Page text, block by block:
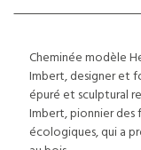
Cheminée modèle
Imbert, designer et
épuré et sculptural
Imbert, pionnier des
écologiques, qui a